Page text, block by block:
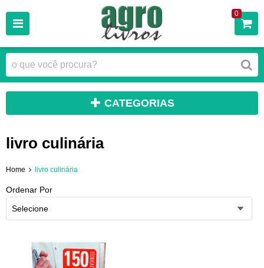
0
CATEGORIAS
livro culinária
Home livro culinária
Ordenar Por
Selecione